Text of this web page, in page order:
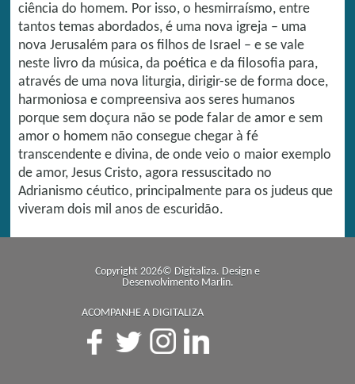
ciência do homem. Por isso, o hesmirraísmo, entre
tantos temas abordados, é uma nova igreja – uma
nova Jerusalém para os filhos de Israel – e se vale
neste livro da música, da poética e da filosofia para,
através de uma nova liturgia, dirigir-se de forma doce,
harmoniosa e compreensiva aos seres humanos
porque sem doçura não se pode falar de amor e sem
amor o homem não consegue chegar à fé
transcendente e divina, de onde veio o maior exemplo
de amor, Jesus Cristo, agora ressuscitado no
Adrianismo céutico, principalmente para os judeus que
viveram dois mil anos de escuridão.
Copyright 2026© Digitaliza. Design e
Desenvolvimento Marlin.
ACOMPANHE A DIGITALIZA